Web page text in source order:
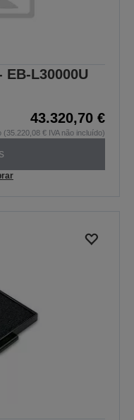
EB-L30000U
43.320,70 €
(35.220,08 € IVA não incluído)